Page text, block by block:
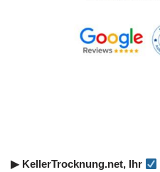
▶︎ KellerTrocknung.net, Ihr